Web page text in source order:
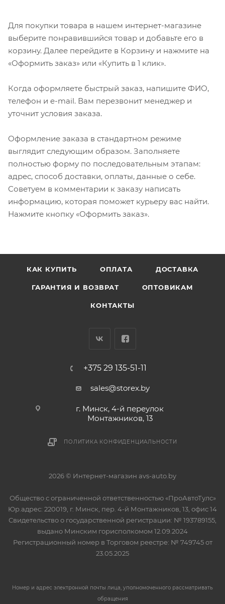
Для покупки товара в нашем интернет-магазине
выберите понравившийся товар и добавьте его в
корзину. Далее перейдите в Корзину и нажмите на
«Оформить заказ» или «Купить в 1 клик».
Когда оформляете быстрый заказ, напишите ФИО,
телефон и e-mail. Вам перезвонит менеджер и
уточнит условия заказа.
Оформление заказа в стандартном режиме
выглядит следующим образом. Заполняете
полностью форму по последовательным этапам:
адрес, способ доставки, оплаты, данные о себе.
Советуем в комментарии к заказу написать
информацию, которая поможет курьеру вас найти.
Нажмите кнопку «Оформить заказ».
КАК КУПИТЬ ОПЛАТА ДОСТАВКА
ГАРАНТИЯ И ВОЗВРАТ ОПТОВИКАМ
КОНТАКТЫ
+375 29 135-51-11
sales@storex.by
г. Минск, 4-й переулок
Монтажников, 13
ПОЛИТИКА КОНФИДЕНЦИАЛЬНОСТИ
2026 © Интернет-магазин avs-auto.by
Общество с ограниченной ответственностью «ПроАвтоТулс»
Юр.адрес: 220019, г. Минск, пер. 4-й Монтажников, 13, офис 14
Свидетельство о государственной регистрации: № 193789155,
выдано Минским горисполкомом 12.09.2024
Регистрационный номер в Торговом реестре: № 749745 от
23.05.2025
Номер и адрес электронной почты лица, уполномоченного рассматривать
обращения